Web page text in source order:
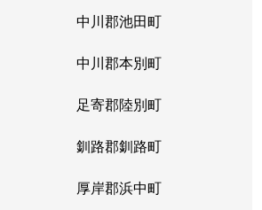
中川郡池田町
中川郡本別町
足寄郡陸別町
釧路郡釧路町
厚岸郡浜中町